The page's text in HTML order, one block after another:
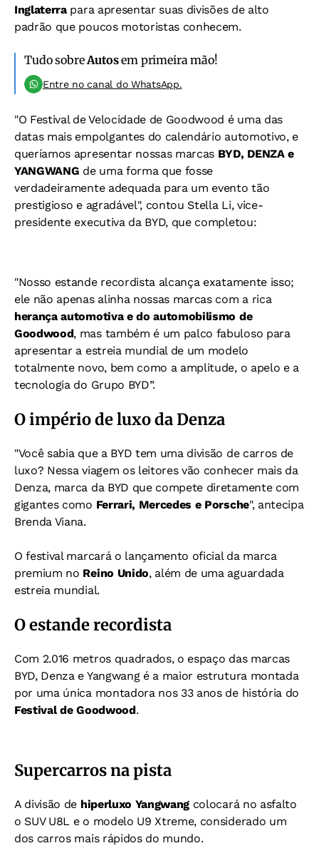
Inglaterra para apresentar suas divisões de alto
padrão que poucos motoristas conhecem.
Tudo sobreAutosem primeira mão!
Entre no canal do WhatsApp.
"O Festival de Velocidade de Goodwood é uma das
datas mais empolgantes do calendário automotivo, e
queríamos apresentar nossas marcas BYD, DENZA e
YANGWANG de uma forma que fosse
verdadeiramente adequada para um evento tão
prestigioso e agradável", contou Stella Li, vice-
presidente executiva da BYD, que completou:
"Nosso estande recordista alcança exatamente isso;
ele não apenas alinha nossas marcas com a rica
herança automotiva e do automobilismo de
Goodwood, mas também é um palco fabuloso para
apresentar a estreia mundial de um modelo
totalmente novo, bem como a amplitude, o apelo e a
tecnologia do Grupo BYD”.
O império de luxo da Denza
"Você sabia que a BYD tem uma divisão de carros de
luxo? Nessa viagem os leitores vão conhecer mais da
Denza, marca da BYD que compete diretamente com
gigantes como Ferrari, Mercedes e Porsche", antecipa
Brenda Viana.
O festival marcará o lançamento oficial da marca
premium no Reino Unido, além de uma aguardada
estreia mundial.
O estande recordista
Com 2.016 metros quadrados, o espaço das marcas
BYD, Denza e Yangwang é a maior estrutura montada
por uma única montadora nos 33 anos de história do
Festival de Goodwood.
Supercarros na pista
A divisão de hiperluxo Yangwang colocará no asfalto
o SUV U8L e o modelo U9 Xtreme, considerado um
dos carros mais rápidos do mundo.